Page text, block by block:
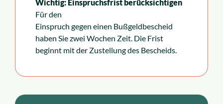
Wichtig: Einspruchsfrist berücksichtigen
Für den
Einspruch gegen einen Bußgeldbescheid
haben Sie zwei Wochen Zeit. Die Frist
beginnt mit der Zustellung des Bescheids.